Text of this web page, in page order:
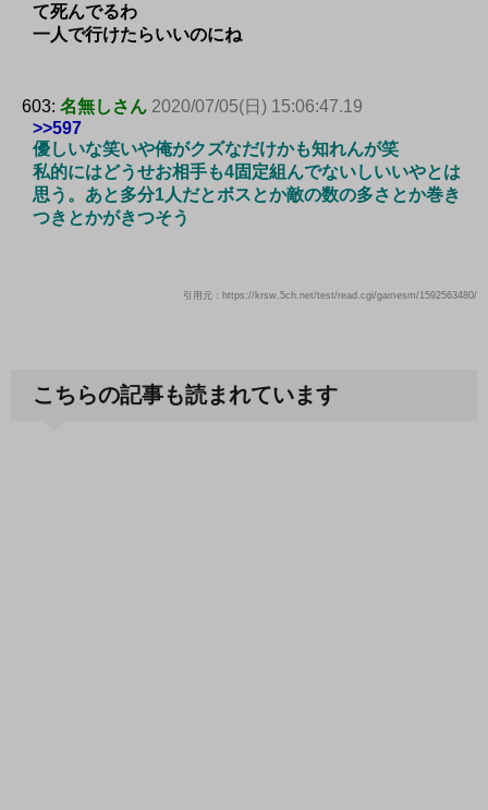
て死んでるわ
一人で行けたらいいのにね
603: 名無しさん 2020/07/05(日) 15:06:47.19
>>597
優しいな笑いや俺がクズなだけかも知れんが笑
私的にはどうせお相手も4固定組んでないしいいやとは
思う。あと多分1人だとボスとか敵の数の多さとか巻き
つきとかがきつそう
引用元：https://krsw.5ch.net/test/read.cgi/gamesm/1592563480/
こちらの記事も読まれています